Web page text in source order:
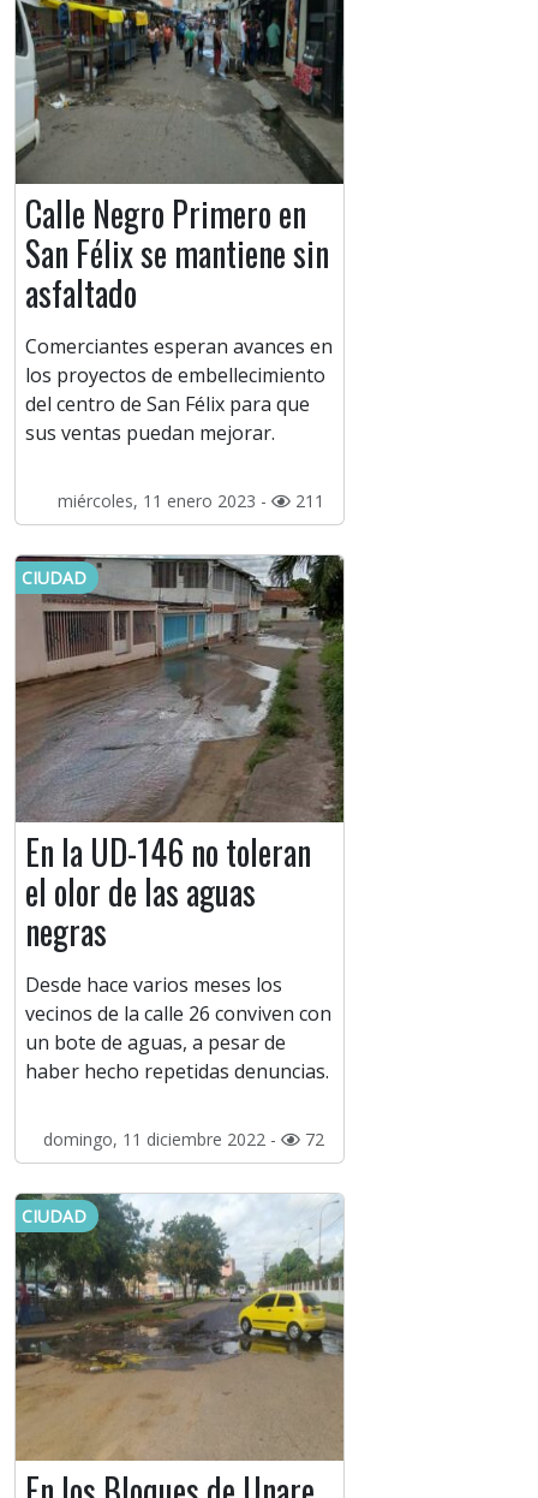
Calle Negro Primero en
San Félix se mantiene sin
asfaltado
Comerciantes esperan avances en
los proyectos de embellecimiento
del centro de San Félix para que
sus ventas puedan mejorar.
miércoles, 11 enero 2023 - 211
CIUDAD
En la UD-146 no toleran
el olor de las aguas
negras
Desde hace varios meses los
vecinos de la calle 26 conviven con
un bote de aguas, a pesar de
haber hecho repetidas denuncias.
domingo, 11 diciembre 2022 - 72
CIUDAD